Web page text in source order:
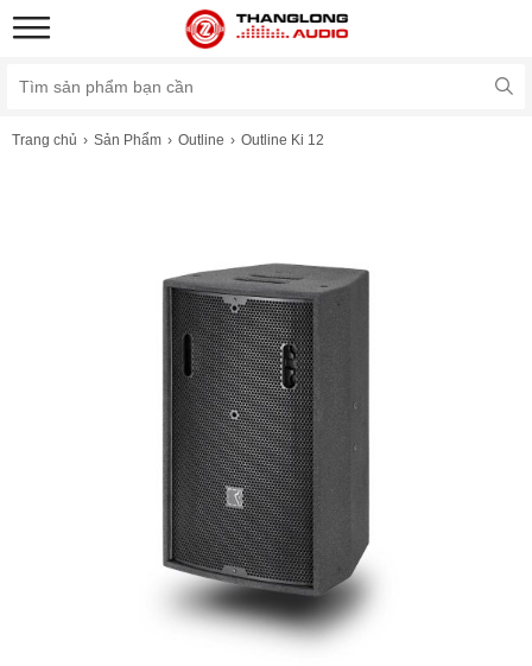
Trang chủ Sản Phẩm Outline Outline Ki 12